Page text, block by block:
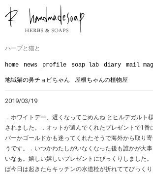
ハーブと猫と
home news profile soap lab diary mail
地域猫の鼻チョビちゃん 屋根ちゃんの植物屋
2019/03/19
．ホワイトデー、遅くなってごめんね とヒルデガルト
されました。．オットが選んでくれたプレゼントで1
バーかゴールドかも迷ってくれたそうで海外から取り
うです。．いつかわたしがいなくなった後も誰かが大
いなぁ。嬉しい嬉しいプレゼントにびっくりしました
ば今日は起きたらキッチンの水道栓が折れててびっく